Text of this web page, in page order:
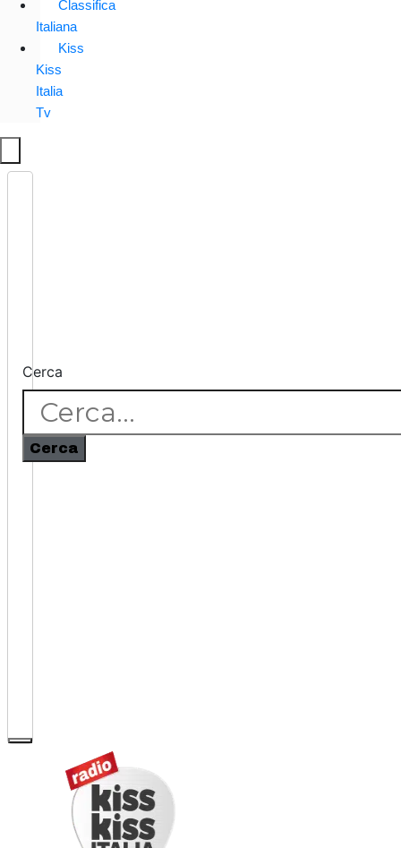
Classifica
Italiana
Kiss
Kiss
Italia
Tv
Cerca
Cerca